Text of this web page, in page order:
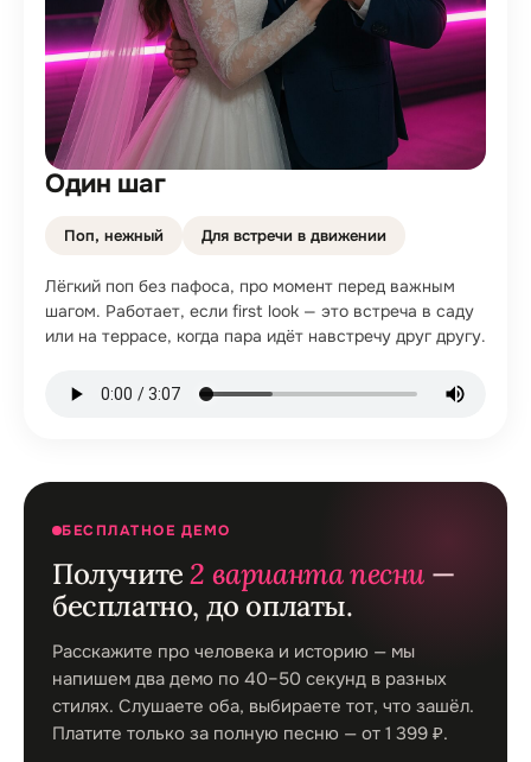
Один шаг
Поп, нежный Для встречи в движении
Лёгкий поп без пафоса, про момент перед важным
шагом. Работает, если first look — это встреча в саду
или на террасе, когда пара идёт навстречу друг другу.
БЕСПЛАТНОЕ ДЕМО
Получите2 варианта песни —
бесплатно, до оплаты.
Расскажите про человека и историю — мы
напишем два демо по 40–50 секунд в разных
стилях. Слушаете оба, выбираете тот, что зашёл.
Платите только за полную песню — от 1 399 ₽.